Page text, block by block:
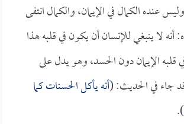
عنده الكمال في الإيمان، والكمال انتفى
أنه لا ينبغي للإنسان أن يكون في قلبه هذا
الإيمان دون الحسد، وهو يدل على
جاء في الحديث: (أنه يأكل الحسنات كما
).